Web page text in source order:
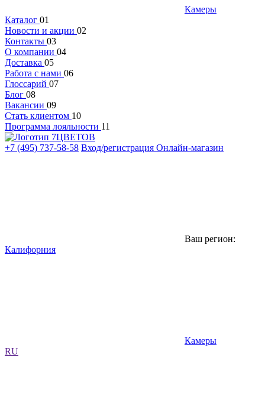
Камеры
Каталог 01
Новости и акции 02
Контакты 03
О компании 04
Доставка 05
Работа с нами 06
Глоссарий 07
Блог 08
Вакансии 09
Стать клиентом 10
Программа лояльности 11
+7 (495) 737-58-58 Вход/регистрация Онлайн-магазин
Ваш регион:
Калифорния
Камеры
RU